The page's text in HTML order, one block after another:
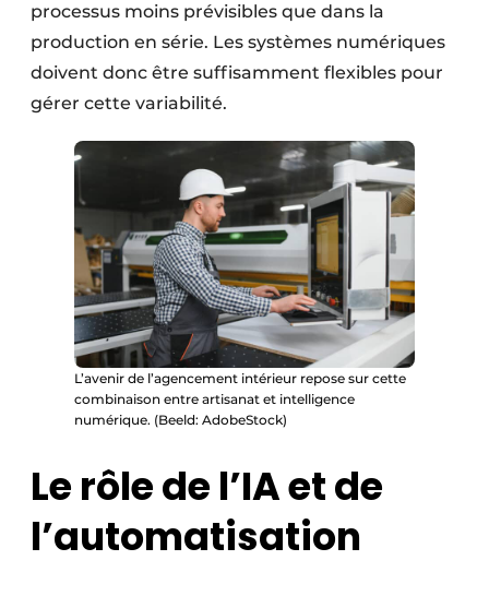
processus moins prévisibles que dans la
production en série. Les systèmes numériques
doivent donc être suffisamment flexibles pour
gérer cette variabilité.
L’avenir de l’agencement intérieur repose sur cette
combinaison entre artisanat et intelligence
numérique. (Beeld: AdobeStock)
Le rôle de l’IA et de
l’automatisation